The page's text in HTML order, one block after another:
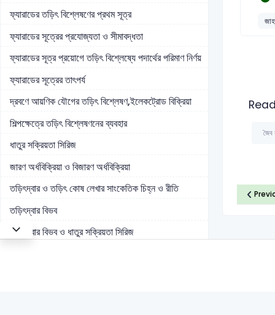
ফ্যারাডের তড়িৎ বিশ্লেষণের প্রথম সূত্র
ফ্যারাডের সূত্রের প্রযোজ্যতা ও সীমাবদ্ধতা
ফ্যারাডের সূত্র প্রয়োগে তড়িৎ বিশ্লেষ্যে পদার্থের পরিমাণ নির্ণয়
ফ্যারাডের সূত্রের তাৎপর্য
দ্রবণে আয়ণিক যৌগের তড়িৎ বিশ্লেষণ,ইলেকট্রোড বিক্রিয়া
শিল্পক্ষেত্রে তড়িৎ বিশ্লেষণনের ব্যবহার
ধাতুর সক্রিয়তা সিরিজ
জারণ অর্ধবিক্রিয়া ও বিজারণ অর্ধবিক্রিয়া
তড়িৎদ্বার ও তড়িৎ কোষ লেখার সাংকেতিক চিহ্ন ও রীতি
তড়িৎদ্বার বিভব
তড়িৎদ্বার বিভব ও ধাতুর সক্রিয়তা সিরিজ
জৈব